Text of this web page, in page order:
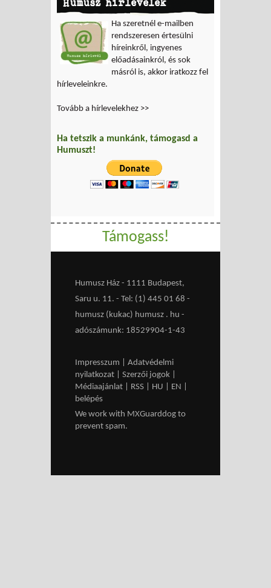
Humusz hírlevelek
Ha szeretnél e-mailben
rendszeresen értesülni
híreinkről, ingyenes
előadásainkról, és sok
másról is, akkor iratkozz fel
hírleveleinkre.
Tovább a hírlevelekhez >>
Ha tetszik a munkánk, támogasd a
Humuszt!
Támogass!
Humusz Ház - 1111 Budapest,
Saru u. 11. - Tel: (1) 445 01 68 -
humusz (kukac) humusz . hu -
adószámunk: 18529904-1-43
Impresszum
Adatvédelmi
nyilatkozat
Szerzői jogok
Médiaajánlat
RSS HU EN
belépés
We work with MXGuarddog to
prevent spam.